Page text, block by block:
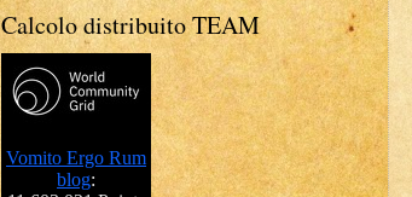
Calcolo distribuito TEAM